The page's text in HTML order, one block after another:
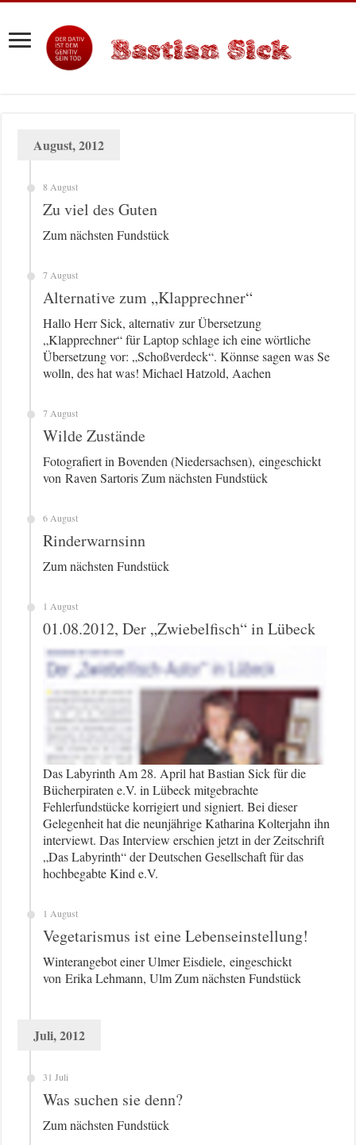
August, 2012
8 August
Zu viel des Guten
Zum nächsten Fundstück
7 August
Alternative zum „Klapprechner“
Hallo Herr Sick, alternativ zur Übersetzung
„Klapprechner“ für Laptop schlage ich eine wörtliche
Übersetzung vor: „Schoßverdeck“. Könnse sagen was Se
wolln, des hat was! Michael Hatzold, Aachen
7 August
Wilde Zustände
Fotografiert in Bovenden (Niedersachsen), eingeschickt
von Raven Sartoris Zum nächsten Fundstück
6 August
Rinderwarnsinn
Zum nächsten Fundstück
1 August
01.08.2012, Der „Zwiebelfisch“ in Lübeck
Das Labyrinth Am 28. April hat Bastian Sick für die
Bücherpiraten e.V. in Lübeck mitgebrachte
Fehlerfundstücke korrigiert und signiert. Bei dieser
Gelegenheit hat die neunjährige Katharina Kolterjahn ihn
interviewt. Das Interview erschien jetzt in der Zeitschrift
„Das Labyrinth“ der Deutschen Gesellschaft für das
hochbegabte Kind e.V.
1 August
Vegetarismus ist eine Lebenseinstellung!
Winterangebot einer Ulmer Eisdiele, eingeschickt
von Erika Lehmann, Ulm Zum nächsten Fundstück
Juli, 2012
31 Juli
Was suchen sie denn?
Zum nächsten Fundstück